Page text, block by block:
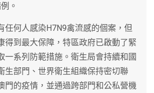
。
任何人感染H7N9禽流感的個案，但
得到最大保障，特區政府已啟動了緊
一系列防範措施。衛生局會持續和國
生部門、世界衛生組織保持密切聯
門的疫情，並通過跨部門和公私營機